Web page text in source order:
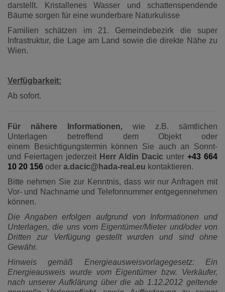
darstellt. Kristallenes Wasser und schattenspendende
Bäume sorgen für eine wunderbare Naturkulisse
Familien schätzen im 21. Gemeindebezirk die super
Infrastruktur, die Lage am Land sowie die direkte Nähe zu
Wien.
Verfügbarkeit:
Ab sofort.
Für nähere Informationen, wie z.B. sämtlichen
Unterlagen betreffend dem Objekt oder
einem Besichtigungstermin können Sie auch an Sonnt-
und Feiertagen jederzeit Herr Aldin Dacic unter +43 664
10 20 156 oder a.dacic@hada-real.eu kontaktieren.
Bitte nehmen Sie zur Kenntnis, dass wir nur Anfragen mit
Vor- und Nachname und Telefonnummer entgegennehmen
können.
Die Angaben erfolgen aufgrund von Informationen und
Unterlagen, die uns vom Eigentümer/Mieter und/oder von
Dritten zur Verfügung gestellt wurden und sind ohne
Gewähr.
Hinweis gemäß Energieausweisvorlagegesetz: Ein
Energieausweis wurde vom Eigentümer bzw. Verkäufer,
nach unserer Aufklärung über die ab 1.12.2012 geltende